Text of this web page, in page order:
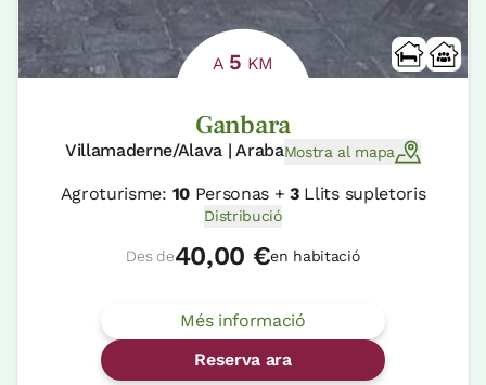
A 5 KM
Ganbara
Villamaderne/Alava | ArabaMostra al mapa
Agroturisme: 10Personas +3Llits supletoris
Distribució
Des de40,00 €en habitació
Més informació
Reserva ara